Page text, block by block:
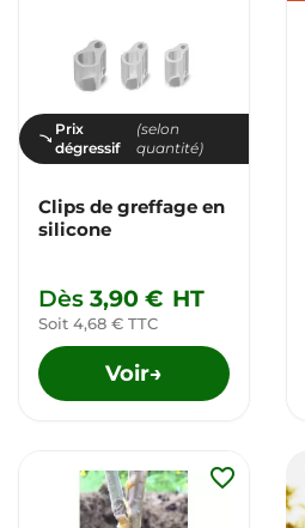
Prix
dégressif
(selon
quantité)
Clips de greffage en
silicone
Dès 3,90 € HT
Soit 4,68 € TTC
Voir→
favorite_border